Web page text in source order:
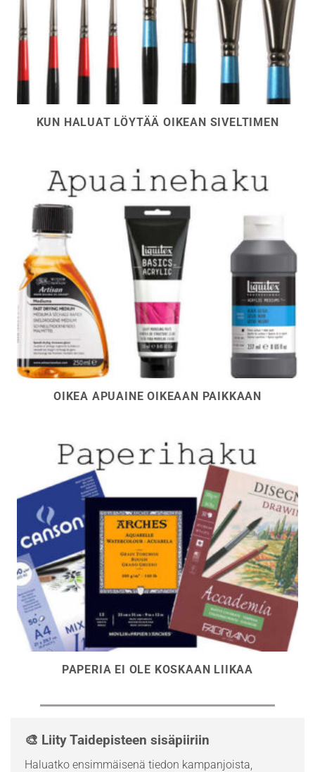
KUN HALUAT LÖYTÄÄ OIKEAN SIVELTIMEN
OIKEA APUAINE OIKEAAN PAIKKAAN
PAPERIA EI OLE KOSKAAN LIIKAA
🎨 Liity Taidepisteen sisäpiiriin
Haluatko ensimmäisenä tiedon kampanjoista,